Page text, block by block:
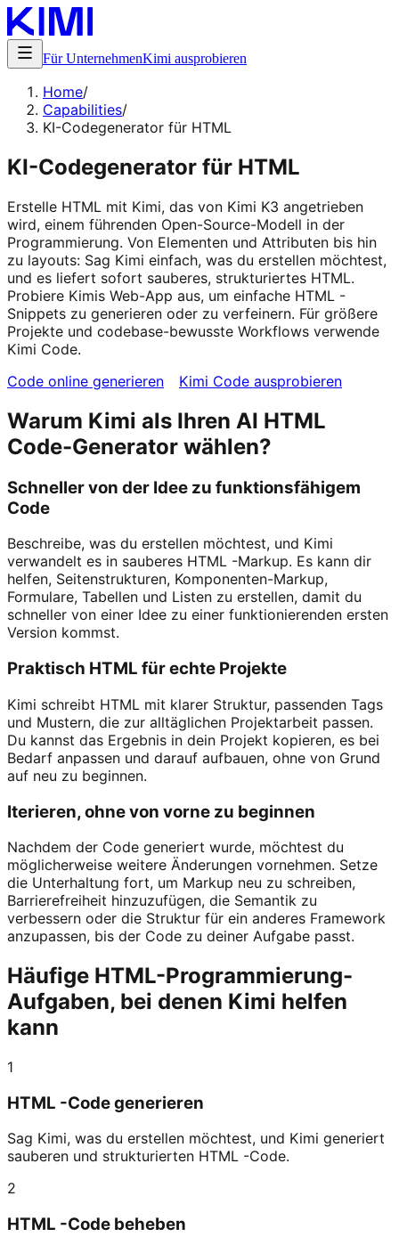
Für UnternehmenKimi ausprobieren
Home/
Capabilities/
KI-Codegenerator für HTML
KI-Codegenerator für HTML
Erstelle HTML mit Kimi, das von Kimi K3 angetrieben
wird, einem führenden Open-Source-Modell in der
Programmierung. Von Elementen und Attributen bis hin
zu layouts: Sag Kimi einfach, was du erstellen möchtest,
und es liefert sofort sauberes, strukturiertes HTML.
Probiere Kimis Web-App aus, um einfache HTML -
Snippets zu generieren oder zu verfeinern. Für größere
Projekte und codebase-bewusste Workflows verwende
Kimi Code.
Code online generieren
Kimi Code ausprobieren
Warum Kimi als Ihren AI HTML
Code-Generator wählen?
Schneller von der Idee zu funktionsfähigem
Code
Beschreibe, was du erstellen möchtest, und Kimi
verwandelt es in sauberes HTML -Markup. Es kann dir
helfen, Seitenstrukturen, Komponenten-Markup,
Formulare, Tabellen und Listen zu erstellen, damit du
schneller von einer Idee zu einer funktionierenden ersten
Version kommst.
Praktisch HTML für echte Projekte
Kimi schreibt HTML mit klarer Struktur, passenden Tags
und Mustern, die zur alltäglichen Projektarbeit passen.
Du kannst das Ergebnis in dein Projekt kopieren, es bei
Bedarf anpassen und darauf aufbauen, ohne von Grund
auf neu zu beginnen.
Iterieren, ohne von vorne zu beginnen
Nachdem der Code generiert wurde, möchtest du
möglicherweise weitere Änderungen vornehmen. Setze
die Unterhaltung fort, um Markup neu zu schreiben,
Barrierefreiheit hinzuzufügen, die Semantik zu
verbessern oder die Struktur für ein anderes Framework
anzupassen, bis der Code zu deiner Aufgabe passt.
Häufige HTML-Programmierung-
Aufgaben, bei denen Kimi helfen
kann
1
HTML -Code generieren
Sag Kimi, was du erstellen möchtest, und Kimi generiert
sauberen und strukturierten HTML -Code.
2
HTML -Code beheben